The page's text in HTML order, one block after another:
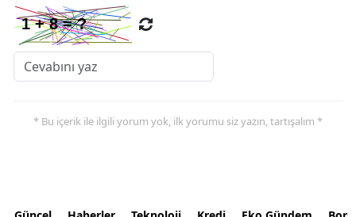
* Bu içerik ile ilgili yorum yok, ilk yorumu siz yazın, tartışalım *